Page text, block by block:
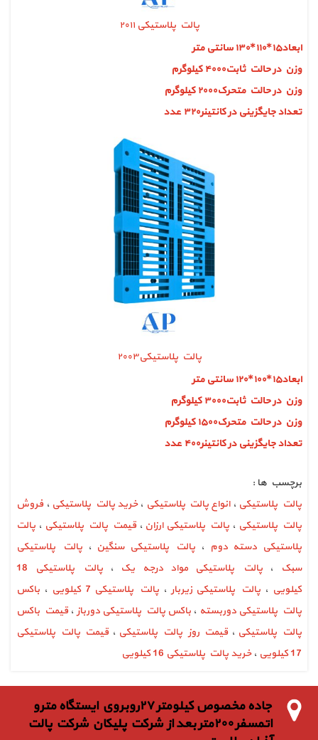
پالت پلاستیکی ۲۰۱۱
ابعاد۱۵*۱۱۰*۱۳۰ سانتی متر
وزن در حالت ثابت۴۰۰۰ کیلوگرم
وزن در حالت متحرک۲۰۰۰ کیلوگرم
تعداد جایگزینی در کانتینر۳۲۰ عدد
پالت پلاستیکی۲۰۰۳
ابعاد۱۵*۱۰۰*۱۲۰ سانتی متر
وزن در حالت ثابت۳۰۰۰ کیلوگرم
وزن در حالت متحرک۱۵۰۰ کیلوگرم
تعداد جایگزینی در کانتینر۴۰۰ عدد
برچسب ها :
پالت پلاستیکی ،انواع پالت پلاستیکی ،خرید پالت پلاستیکی ، فروش
پالت پلاستیکی ، پالت پلاستیکی ارزان ،قیمت پالت پلاستیکی ، پالت
پلاستیکی دسته دوم ، پالت پلاستیکی سنگین ،پالت پلاستیکی
سبک
، پالت پلاستیکی مواد درجه یک ،
پالت پلاستیکی 18
کیلویی ، پالت پلاستیکی زیربار، پالت پلاستیکی 7 کیلویی ، باکس
پالت پلاستیکی دوربسته ،باکس پالت پلاستیکی دورباز،قیمت باکس
پالت پلاستیکی ، قیمت روز پالت پلاستیکی ، قیمت پالت پلاستیکی
17 کیلویی
،خرید پالت پلاستیکی 16 کیلویی
جاده مخصوص كيلومتر ٢٧روبروي ايستگاه مترو
اتمسفر ٢٠٠متر بعد از شركت پليكان شركت پالت